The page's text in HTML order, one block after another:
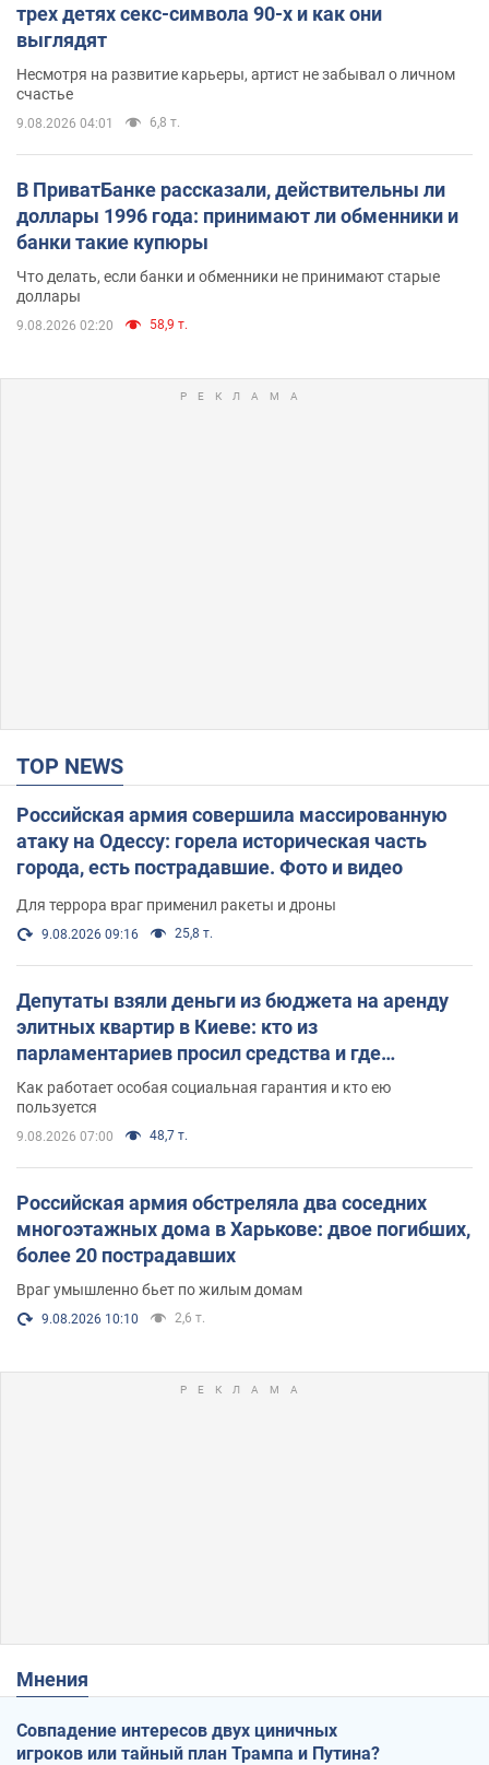
трех детях секс-символа 90-х и как они
выглядят
Несмотря на развитие карьеры, артист не забывал о личном
счастье
9.08.2026 04:01 6,8 т.
В ПриватБанке рассказали, действительны ли
доллары 1996 года: принимают ли обменники и
банки такие купюры
Что делать, если банки и обменники не принимают старые
доллары
9.08.2026 02:20 58,9 т.
TOP NEWS
Российская армия совершила массированную
атаку на Одессу: горела историческая часть
города, есть пострадавшие. Фото и видео
Для террора враг применил ракеты и дроны
9.08.2026 09:16 25,8 т.
Депутаты взяли деньги из бюджета на аренду
элитных квартир в Киеве: кто из
парламентариев просил средства и где
поселился
Как работает особая социальная гарантия и кто ею
пользуется
9.08.2026 07:00 48,7 т.
Российская армия обстреляла два соседних
многоэтажных дома в Харькове: двое погибших,
более 20 пострадавших
Враг умышленно бьет по жилым домам
9.08.2026 10:10 2,6 т.
Мнения
Совпадение интересов двух циничных
игроков или тайный план Трампа и Путина?